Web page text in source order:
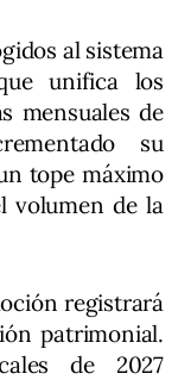
al sistema
unifica los
mensuales de
su
tope máximo
volumen de la
registrará
patrimonial.
de 2027